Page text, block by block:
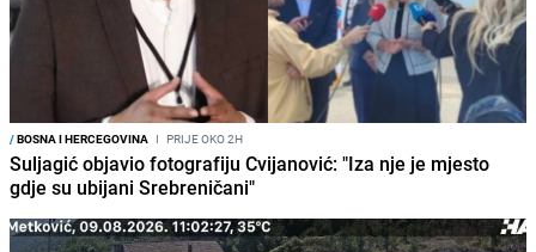
/BOSNA I HERCEGOVINA I PRIJE OKO 2H
Suljagić objavio fotografiju Cvijanović: "Iza nje je mjesto
gdje su ubijani Srebreničani"